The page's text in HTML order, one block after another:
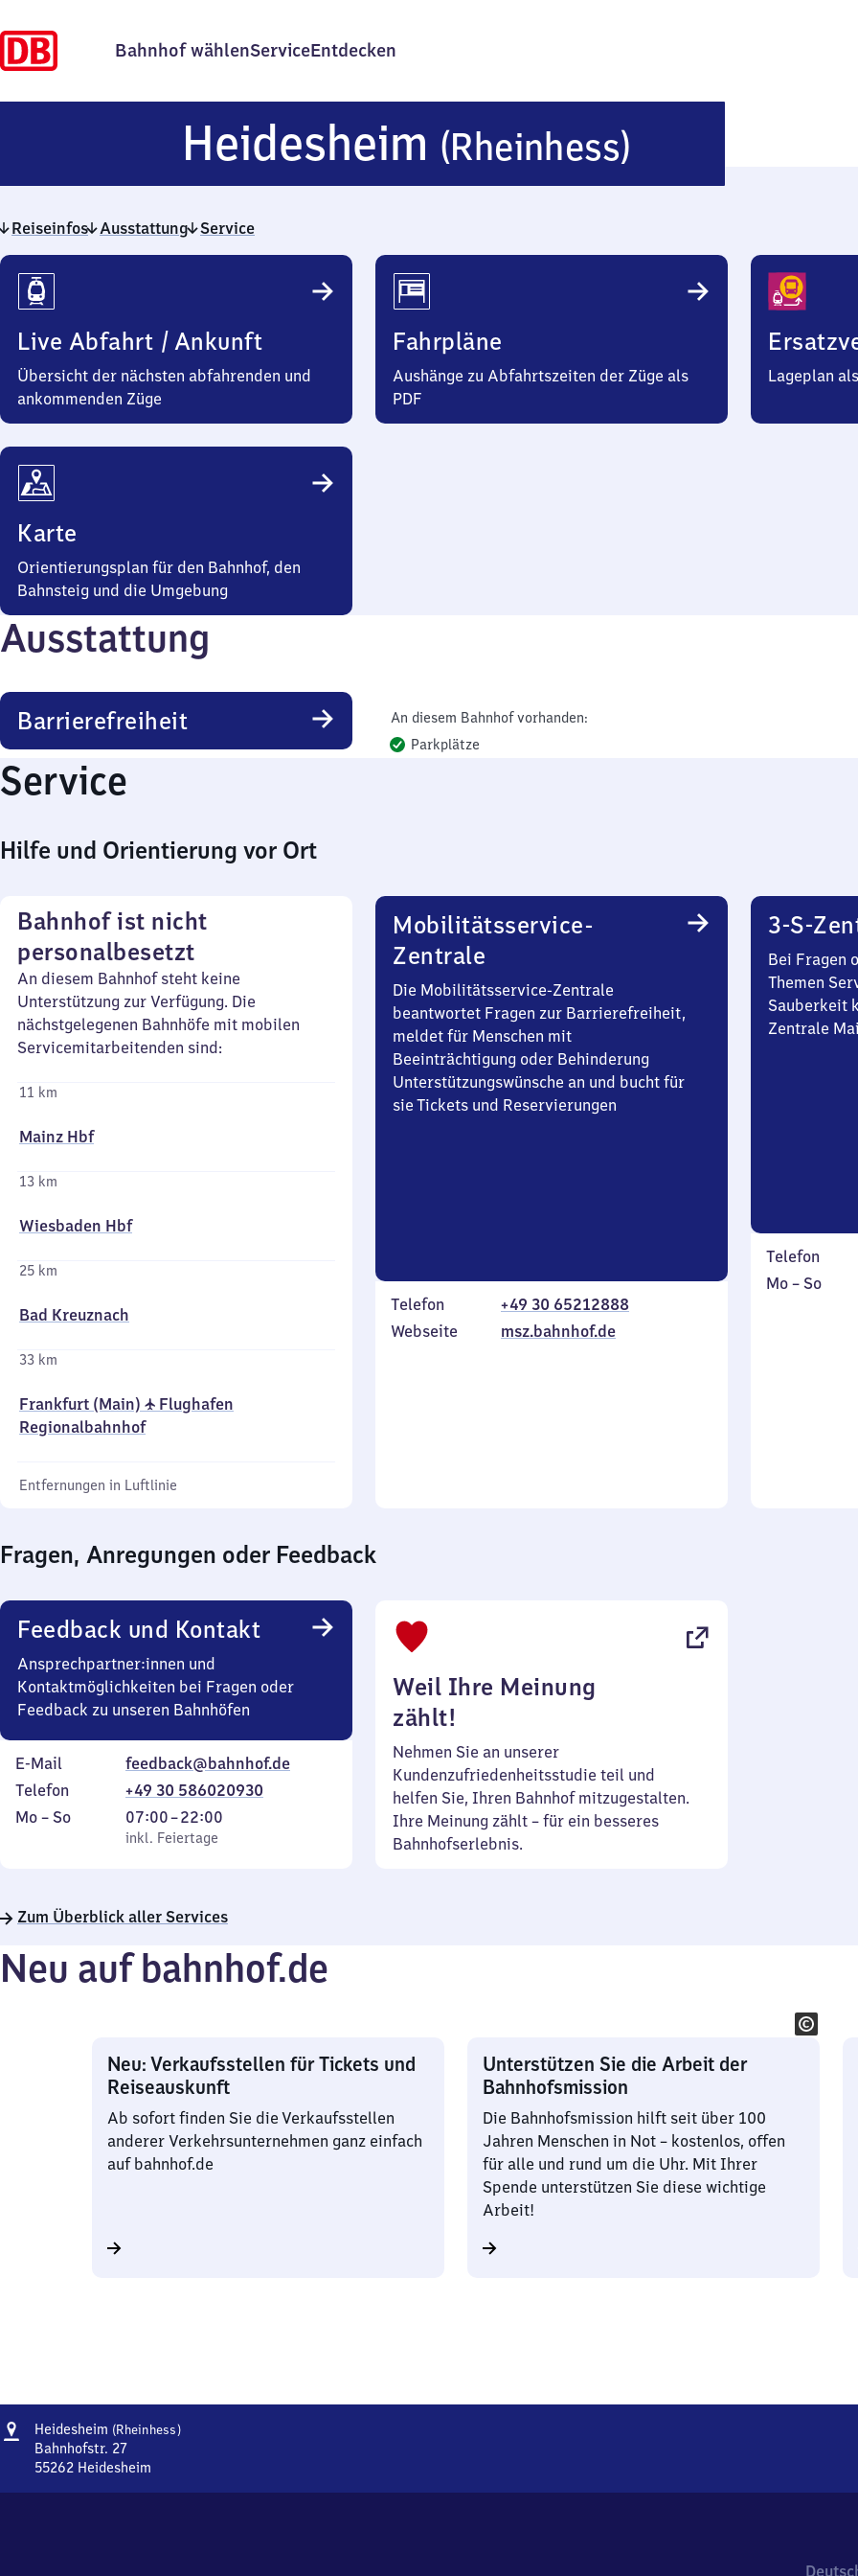
Bahnhof wählenServiceEntdecken
Heidesheim (Rheinhess)
Reiseinfos Ausstattung Service
Reiseinfos
Live Abfahrt / Ankunft
Übersicht der nächsten abfahrenden und
ankommenden Züge
Fahrpläne
Aushänge zu Abfahrtszeiten der Züge als
PDF
Lageplan
Karte
Orientierungsplan für den Bahnhof, den
Bahnsteig und die Umgebung
Ausstattung
Barrierefreiheit
An diesem Bahnhof vorhanden:
Parkplätze
Service
Hilfe und Orientierung vor Ort
Bahnhof ist nicht
personalbesetzt
An diesem Bahnhof steht keine
Unterstützung zur Verfügung. Die
nächstgelegenen Bahnhöfe mit mobilen
Servicemitarbeitenden sind:
11 km
Mainz Hbf
13 km
Wiesbaden Hbf
25 km
Bad Kreuznach
33 km
Frankfurt (Main) ✈ Flughafen
Regionalbahnhof
Entfernungen in Luftlinie
Mobilitätsservice-
Zentrale
Die Mobilitätsservice-Zentrale
beantwortet Fragen zur Barrierefreiheit,
meldet für Menschen mit
Beeinträchtigung oder Behinderung
Unterstützungswünsche an und bucht für
sie Tickets und Reservierungen
Telefon
+49 30 65212888
Webseite
msz.bahnhof.de
3-S-
Bei Fragen
Themen
Sauberkeit
Zentrale
Telefon
Montag
Mo – So,
Fragen, Anregungen oder Feedback
Feedback und Kontakt
Ansprechpartner:innen und
Kontaktmöglichkeiten bei Fragen oder
Feedback zu unseren Bahnhöfen
E-Mail
feedback@bahnhof.de
Telefon
+49 30 586020930
Montag
Mo – So,
inkl. Feiertage
07:00–22:00
Von
7
22
inkl. Feiertage
Weil Ihre Meinung
zählt!
Nehmen Sie an unserer
Kundenzufriedenheitsstudie teil und
helfen Sie, Ihren Bahnhof mitzugestalten.
Ihre Meinung zählt – für ein besseres
Bahnhofserlebnis.
Zum Überblick aller Services
Neu auf bahnhof.de
Neu: Verkaufsstellen für Tickets und
Reiseauskunft
Ab sofort finden Sie die Verkaufsstellen
anderer Verkehrsunternehmen ganz einfach
auf bahnhof.de
Unterstützen Sie die Arbeit der
Bahnhofsmission
Die Bahnhofsmission hilft seit über 100
Jahren Menschen in Not – kostenlos, offen
für alle und rund um die Uhr. Mit Ihrer
Spende unterstützen Sie diese wichtige
Arbeit!
Adresse
Heidesheim (Rheinhess)Heidesheim
Bahnhofstr. 27
55262 Heidesheim